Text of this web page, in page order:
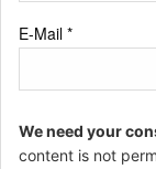
E-Mail *
We need your
content is not